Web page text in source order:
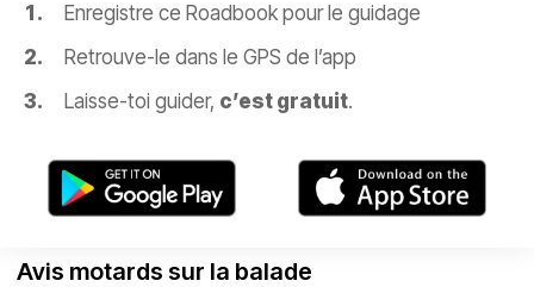
Enregistre ce Roadbook pour le guidage
Retrouve-le dans le GPS de l’app
Laisse-toi guider, c’est gratuit.
Avis motards sur la balade